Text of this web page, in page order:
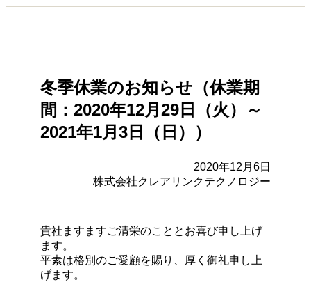
冬季休業のお知らせ（休業期
間：2020年12月29日（火）～
2021年1月3日（日））
2020年12月6日
株式会社クレアリンクテクノロジー
貴社ますますご清栄のこととお喜び申し上げ
ます。
平素は格別のご愛顧を賜り、厚く御礼申し上
げます。